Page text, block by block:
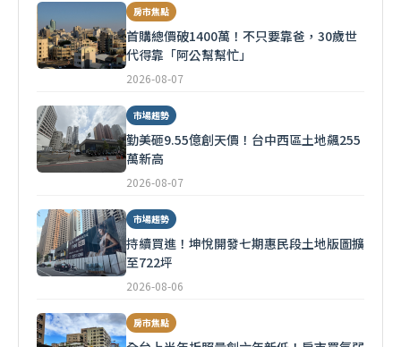
房市焦點
首購總價破1400萬！不只要靠爸，30歲世
代得靠「阿公幫幫忙」
2026-08-07
市場趨勢
勤美砸9.55億創天價！台中西區土地飆255
萬新高
2026-08-07
市場趨勢
持續買進！坤悅開發七期惠民段土地版圖擴
至722坪
2026-08-06
房市焦點